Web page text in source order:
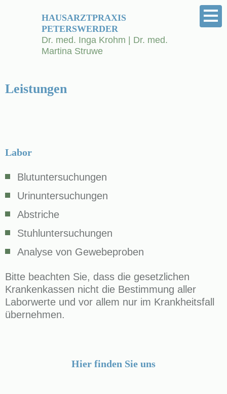
HAUSARZTPRAXIS
PETERSWERDER
Dr. med. Inga Krohm | Dr. med.
Martina Struwe
Leistungen
Labor
Blutuntersuchungen
Urinuntersuchungen
Abstriche
Stuhluntersuchungen
Analyse von Gewebeproben
Bitte beachten Sie, dass die gesetzlichen
Krankenkassen nicht die Bestimmung aller
Laborwerte und vor allem nur im Krankheitsfall
übernehmen.
Hier finden Sie uns